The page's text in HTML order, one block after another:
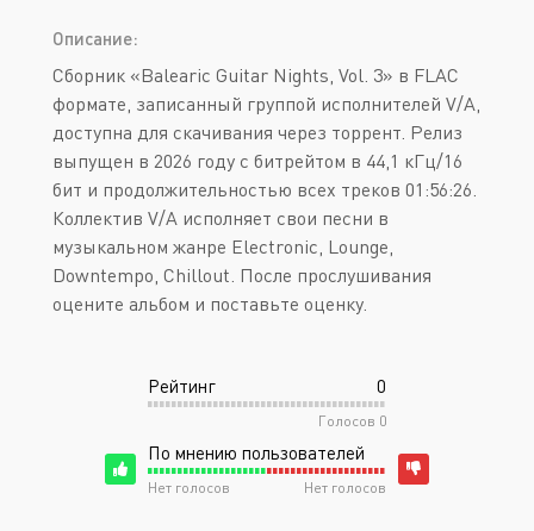
Описание:
Сборник «Balearic Guitar Nights, Vol. 3» в FLAC
формате, записанный группой исполнителей V/A,
доступна для скачивания через торрент. Релиз
выпущен в 2026 году с битрейтом в 44,1 кГц/16
бит и продолжительностью всех треков 01:56:26.
Коллектив V/A исполняет свои песни в
музыкальном жанре Electronic, Lounge,
Downtempo, Chillout. После прослушивания
оцените альбом и поставьте оценку.
Рейтинг 0
Голосов 0
По мнению пользователей
Нет голосов Нет голосов